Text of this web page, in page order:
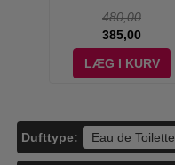
480,00
385,00
LÆG I KURV
Dufttype: Eau de Toilette